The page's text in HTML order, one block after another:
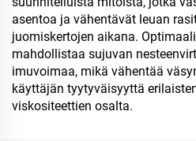
asentoa ja vähentävät leuan
juomiskertojen aikana.
mahdollistaa sujuvan
imuvoimaa, mikä vähentää
käyttäjän tyytyväisyyttä
viskositeettien osalta.